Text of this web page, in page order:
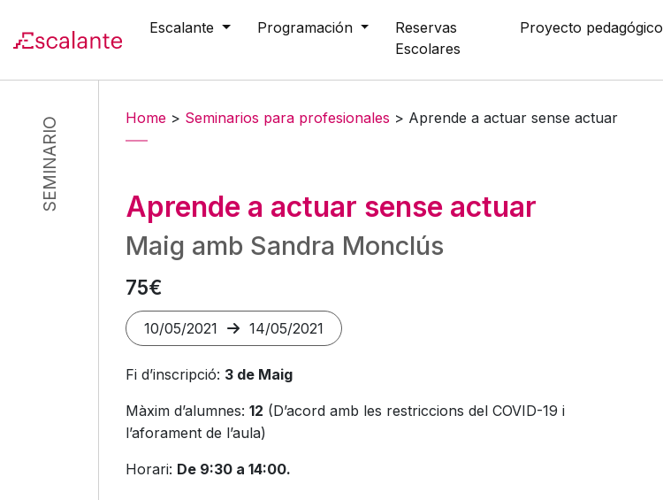
Escalante Programación
Reservas
Escolares
Proyecto pedagógico
SEMINARIO Home > Seminarios para profesionales > Aprende a actuar sense actuar
Aprende a actuar sense actuar
Maig amb Sandra Monclús
75€
10/05/2021 14/05/2021
Fi d’inscripció: 3 de Maig
Màxim d’alumnes: 12 (D’acord amb les restriccions del COVID-19 i
l’aforament de l’aula)
Horari: De 9:30 a 14:00.